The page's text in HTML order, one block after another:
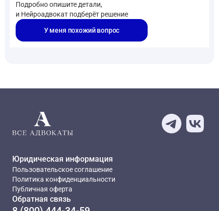
Подробно опишите детали,
и Нейроадвокат подберёт решение
У меня похожий вопрос
Юридическая информация
Пользовательское соглашение
Политика конфиденциальности
Публичная оферта
Обратная связь